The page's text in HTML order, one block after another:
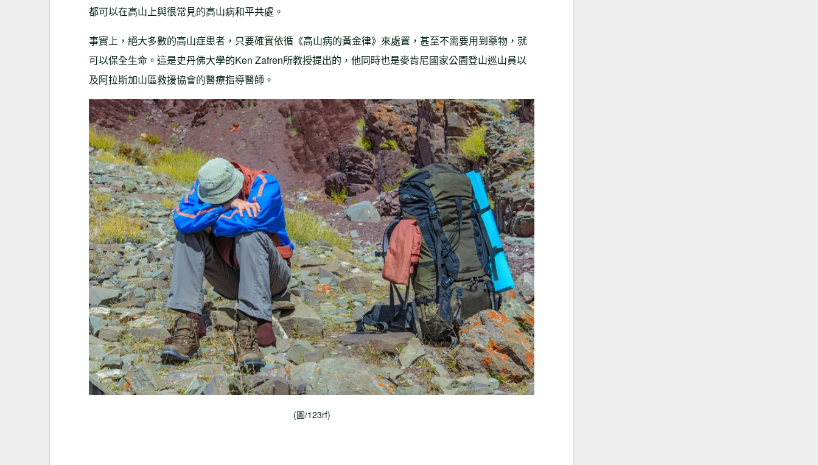
都可以在高山上與很常見的高山病和平共處。
事實上，絕大多數的高山症患者，只要確實依循《高山病的黃金律》來處置，甚至不需要用到藥物，就
可以保全生命。這是史丹佛大學的Ken Zafren所教授提出的，他同時也是麥肯尼國家公園登山巡山員以
及阿拉斯加山區救援協會的醫療指導醫師。
(圖/123rf)